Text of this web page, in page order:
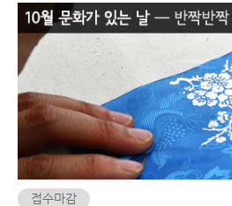
접수마감